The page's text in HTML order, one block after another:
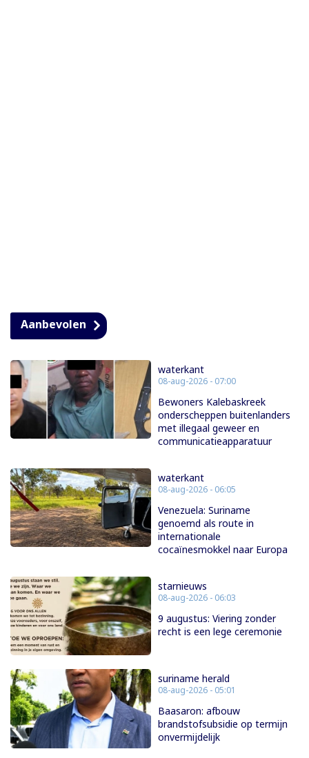
Aanbevolen
waterkant
08-aug-2026 - 07:00
Bewoners Kalebaskreek
onderscheppen buitenlanders
met illegaal geweer en
communicatieapparatuur
waterkant
08-aug-2026 - 06:05
Venezuela: Suriname
genoemd als route in
internationale
cocaïnesmokkel naar Europa
starnieuws
08-aug-2026 - 06:03
9 augustus: Viering zonder
recht is een lege ceremonie
suriname herald
08-aug-2026 - 05:01
Baasaron: afbouw
brandstofsubsidie op termijn
onvermijdelijk